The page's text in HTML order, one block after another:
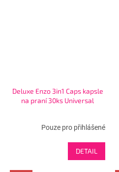
Deluxe Enzo 3in1 Caps kapsle
na praní 30ks Universal
Pouze pro přihlášené
DETAIL